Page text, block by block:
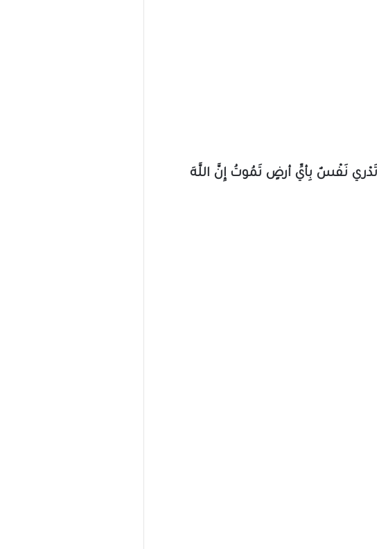
نَفْسٌ بِأيِّ أرضٍ تَمُوتُ إِنَّ اللَّهَ